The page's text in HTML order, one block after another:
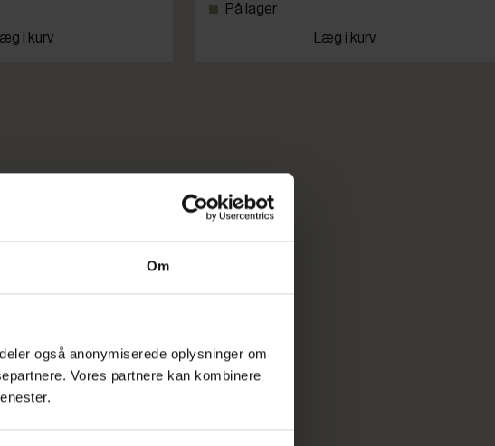
Om
også anonymiserede oplysninger om
Vores partnere kan kombinere
Læg i kurv
På lager
Læg i kurv